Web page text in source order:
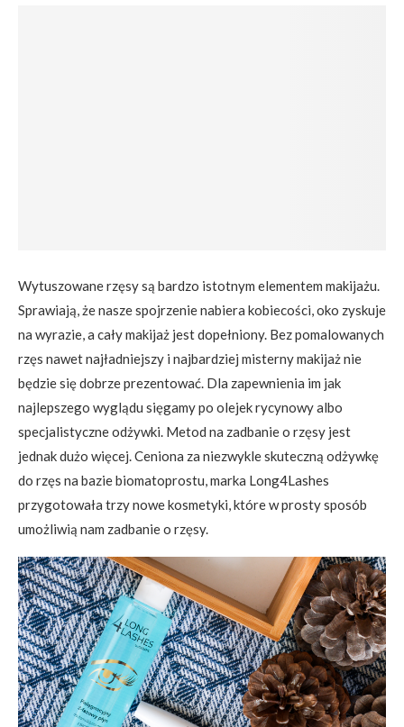
Wytuszowane rzęsy są bardzo istotnym elementem makijażu.
Sprawiają, że nasze spojrzenie nabiera kobiecości, oko zyskuje
na wyrazie, a cały makijaż jest dopełniony. Bez pomalowanych
rzęs nawet najładniejszy i najbardziej misterny makijaż nie
będzie się dobrze prezentować. Dla zapewnienia im jak
najlepszego wyglądu sięgamy po olejek rycynowy albo
specjalistyczne odżywki. Metod na zadbanie o rzęsy jest
jednak dużo więcej. Ceniona za niezwykle skuteczną odżywkę
do rzęs na bazie biomatoprostu, marka Long4Lashes
przygotowała trzy nowe kosmetyki, które w prosty sposób
umożliwią nam zadbanie o rzęsy.